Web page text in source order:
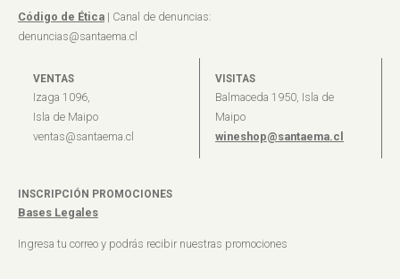
Código de Ética | Canal de denuncias:
denuncias@santaema.cl
VENTAS
Izaga 1096,
Isla de Maipo
ventas@santaema.cl
VISITAS
Balmaceda 1950, Isla de
Maipo
wineshop@santaema.cl
INSCRIPCIÓN PROMOCIONES
Bases Legales
Ingresa tu correo y podrás recibir nuestras promociones